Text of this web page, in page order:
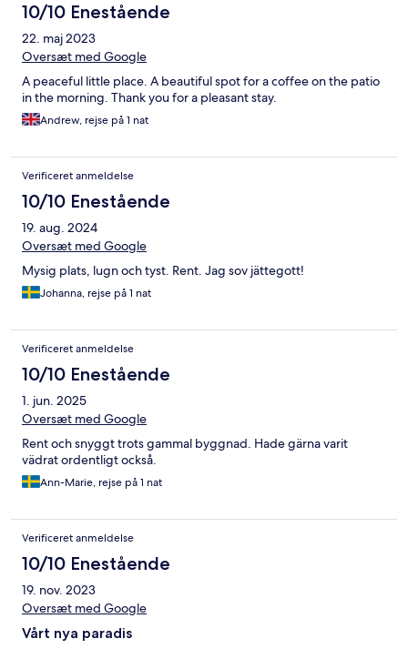
10/10 Enestående
22. maj 2023
Oversæt med Google
A peaceful little place. A beautiful spot for a coffee on the patio
in the morning. Thank you for a pleasant stay.
Andrew, rejse på 1 nat
Verificeret anmeldelse
10/10 Enestående
19. aug. 2024
Oversæt med Google
Mysig plats, lugn och tyst. Rent. Jag sov jättegott!
Johanna, rejse på 1 nat
Verificeret anmeldelse
10/10 Enestående
1. jun. 2025
Oversæt med Google
Rent och snyggt trots gammal byggnad. Hade gärna varit
vädrat ordentligt också.
Ann-Marie, rejse på 1 nat
Verificeret anmeldelse
10/10 Enestående
19. nov. 2023
Oversæt med Google
Vårt nya paradis